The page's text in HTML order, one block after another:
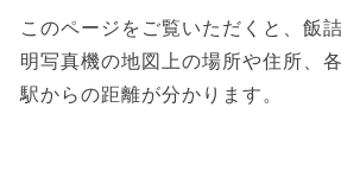
このページをご覧いただくと、飯
明写真機の地図上の場所や住所、
駅からの距離が分かります。